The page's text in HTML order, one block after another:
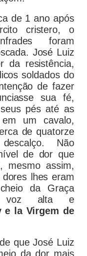
de 1 ano após
cristero, o
foram
José Luiz
da resistência,
soldados do
de fazer
sua fé,
pés até as
um cavalo,
de quatorze
Não
de dor que
mesmo assim,
lhes eram
da Graça
voz alta e
e la Virgem de
que José Luiz
da dor mais